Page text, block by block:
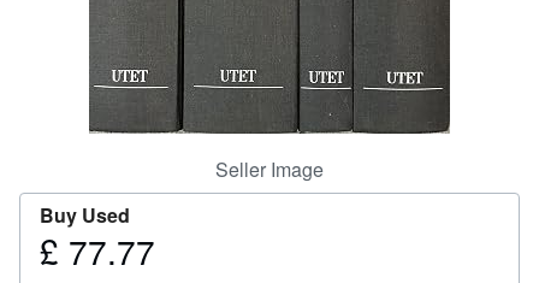
Start Selling
CLOSE
Seller Image
Buy Used
Price
£ 77.77